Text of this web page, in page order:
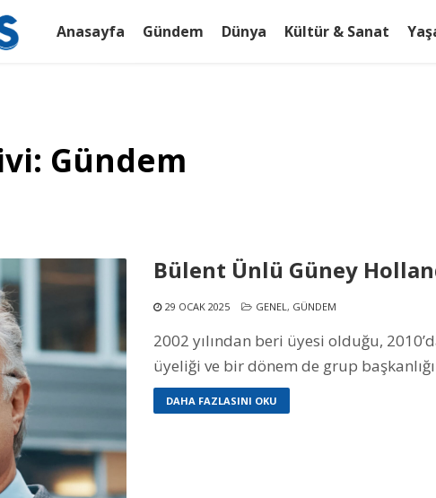
Anasayfa Gündem Dünya Kültür & Sanat
Gündem
Bülent Ünlü Güney
29 OCAK 2025 GENEL, GÜNDEM
2002 yılından beri üyesi olduğu,
üyeliği ve bir dönem de grup
DAHA FAZLASINI OKU